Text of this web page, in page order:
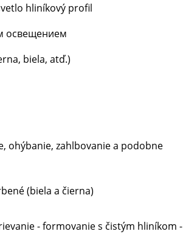
hliníkový profil
освещением
biela, atď.)
ohýbanie, zahlbovanie a podobne
(biela a čierna)
- formovanie s čistým hliníkom -